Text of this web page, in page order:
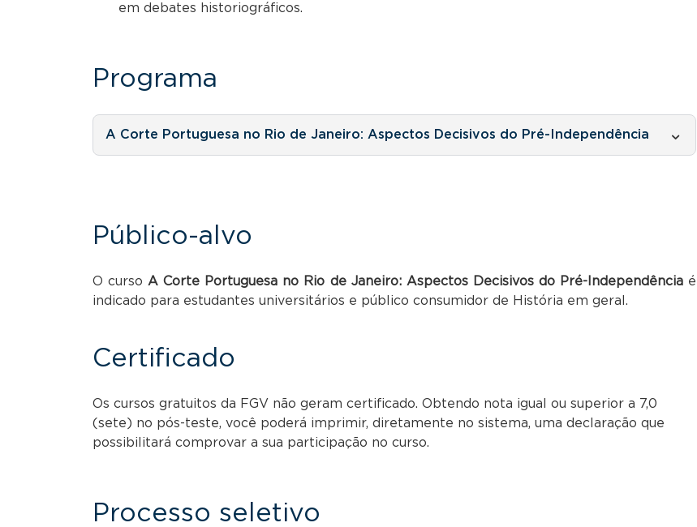
em debates historiográficos.
Programa
A Corte Portuguesa no Rio de Janeiro: Aspectos Decisivos do Pré-Independência
Público-alvo
O curso A Corte Portuguesa no Rio de Janeiro: Aspectos Decisivos do Pré-Independência é
indicado para estudantes universitários e público consumidor de História em geral.
Certificado
Os cursos gratuitos da FGV não geram certificado. Obtendo nota igual ou superior a 7,0
(sete) no pós-teste, você poderá imprimir, diretamente no sistema, uma declaração que
possibilitará comprovar a sua participação no curso.
Processo seletivo